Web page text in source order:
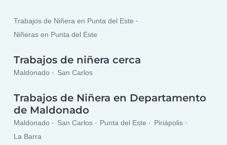
Trabajos de Niñera en Punta del Este
Niñeras en Punta del Este
Trabajos de niñera cerca
Maldonado San Carlos
Trabajos de Niñera en Departamento
de Maldonado
Maldonado San Carlos Punta del Este
Piriápolis
La Barra